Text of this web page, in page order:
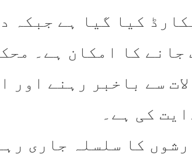
جانے کا امکان ہے۔
سے باخبر رہنے اور
کی ہے۔
کا سلسلہ جاری